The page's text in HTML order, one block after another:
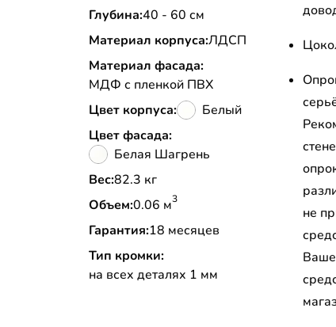
Глубина:40 - 60 см
Материал корпуса:ЛДСП
Материал фасада:
МДФ с пленкой ПВХ
Цвет корпуса:
Белый
Цвет фасада:
Белая Шагрень
Вес:
82.3 кг
Объем:
0.06 м3
Гарантия:18 месяцев
Тип кромки:
на всех деталях 1 мм
не